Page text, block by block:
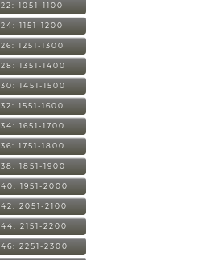
22: 1051-1100
24: 1151-1200
26: 1251-1300
28: 1351-1400
30: 1451-1500
32: 1551-1600
34: 1651-1700
36: 1751-1800
38: 1851-1900
40: 1951-2000
42: 2051-2100
44: 2151-2200
46: 2251-2300